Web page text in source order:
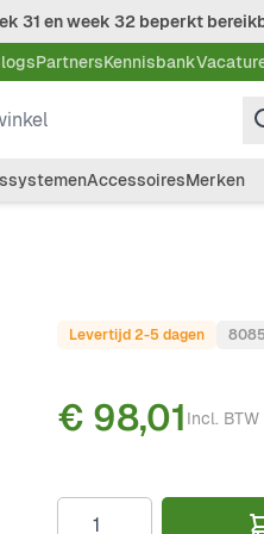
31 en week 32 beperkt
PartnersKennisbank
AccessoiresMerken
Levertijd 2-5 dagen
Incl. BTW
€ 98,01